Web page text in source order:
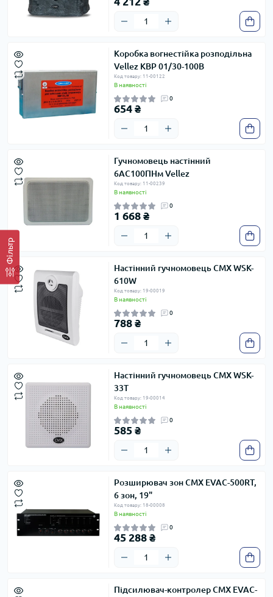
Фільтр
Коробка вогнестійка розподільна
Vellez КВР 01/30-100В
Код товару: 11-00122
В наявності
0
654 ₴
Гучномовець настінний
6АС100ПНм Vellez
Код товару: 11-00239
В наявності
0
1 668 ₴
Настінний гучномовець CMX WSK-
610W
Код товару: 19-00019
В наявності
0
788 ₴
Настінний гучномовець CMX WSK-
33T
Код товару: 19-00014
В наявності
0
585 ₴
Розширювач зон CMX EVAC-500RT,
6 зон, 19"
Код товару: 18-00008
В наявності
0
45 288 ₴
Підсилювач-контролер CMX EVAC-